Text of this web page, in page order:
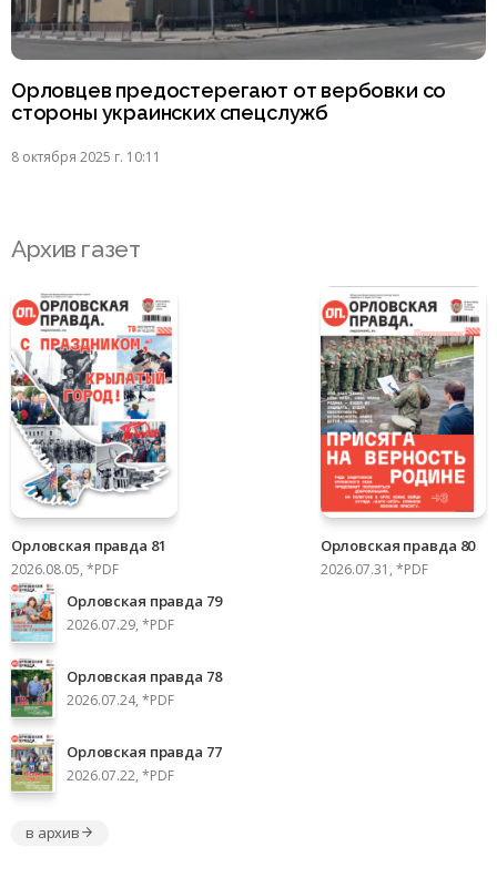
Орловцев предостерегают от вербовки со
стороны украинских спецслужб
8 октября 2025 г. 10:11
Архив газет
Орловская правда 81
2026.08.05, *PDF
Орловская правда 80
2026.07.31, *PDF
Орловская правда 79
2026.07.29, *PDF
Орловская правда 78
2026.07.24, *PDF
Орловская правда 77
2026.07.22, *PDF
в архив